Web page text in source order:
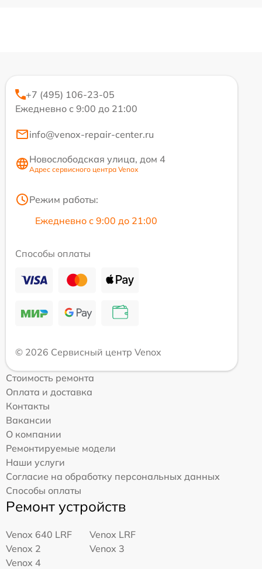
+7 (495) 106-23-05
Ежедневно с 9:00 до 21:00
info@venox-repair-center.ru
Новослободская улица, дом 4
Адрес сервисного центра Venox
Режим работы:
Ежедневно с 9:00 до 21:00
Способы оплаты
© 2026 Сервисный центр Venox
Стоимость ремонта
Оплата и доставка
Контакты
Вакансии
О компании
Ремонтируемые модели
Наши услуги
Согласие на обработку персональных данных
Способы оплаты
Ремонт устройств
Venox 640 LRF
Venox LRF
Venox 2
Venox 3
Venox 4